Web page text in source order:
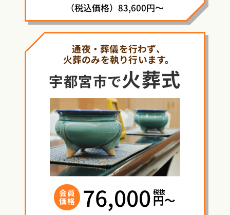
（税込価格）83,600円～
通夜・葬儀を行わず、
火葬のみを執り行います。
宇都宮市で火葬式
会員
価格 76,000 税抜
円〜